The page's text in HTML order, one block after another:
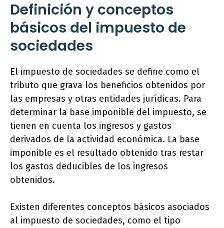
Definición y conceptos
básicos del impuesto de
sociedades
El impuesto de sociedades se define como el
tributo que grava los beneficios obtenidos por
las empresas y otras entidades jurídicas. Para
determinar la base imponible del impuesto, se
tienen en cuenta los ingresos y gastos
derivados de la actividad económica. La base
imponible es el resultado obtenido tras restar
los gastos deducibles de los ingresos
obtenidos.
Existen diferentes conceptos básicos asociados
al impuesto de sociedades, como el tipo